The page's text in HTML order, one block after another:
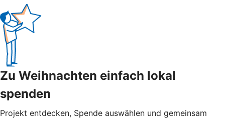
Zu Weihnachten einfach lokal
spenden
Projekt entdecken, Spende auswählen und gemeinsam